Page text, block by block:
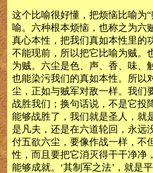
这个比喻很好懂，把烦恼比喻为
喻。六种根本烦恼，也称之为六
真心本性，把我们真如本性里的
不能现前，所以把它比喻为贼。
为贼。六尘是色、声、香、味、
也能染污我们的真如本性。所以
尘，正如与贼军对敌一样。我们
战胜我们；换句话说，不是它投
能够战胜了，我们就是圣人，就
是凡夫，还是在六道轮回，永远
付五欲六尘，要像作战一样，不
性，而且要把它消灭得干干净净
能够成就。‘其制军之法’，就是